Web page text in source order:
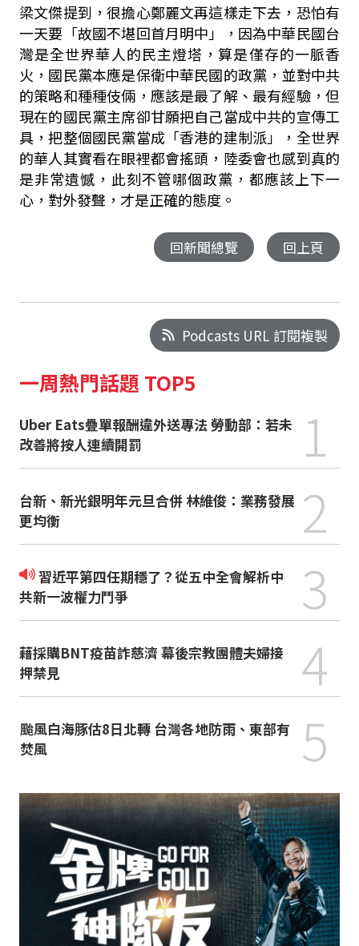
梁文傑提到，很擔心鄭麗文再這樣走下去，恐怕有
一天要「故國不堪回首月明中」，因為中華民國台
灣是全世界華人的民主燈塔，算是僅存的一脈香
火，國民黨本應是保衛中華民國的政黨，並對中共
的策略和種種伎倆，應該是最了解、最有經驗，但
現在的國民黨主席卻甘願把自己當成中共的宣傳工
具，把整個國民黨當成「香港的建制派」，全世界
的華人其實看在眼裡都會搖頭，陸委會也感到真的
是非常遺憾，此刻不管哪個政黨，都應該上下一
心，對外發聲，才是正確的態度。
回新聞總覽 回上頁
Podcasts URL 訂閱複製
一周熱門話題 TOP5
Uber Eats疊單報酬違外送專法 勞動部：若未
改善將按人連續開罰
1
台新、新光銀明年元旦合併 林維俊：業務發展
更均衡
2
習近平第四任期穩了？從五中全會解析中
共新一波權力鬥爭
3
藉採購BNT疫苗詐慈濟 幕後宗教團體夫婦接
押禁見
4
颱風白海豚估8日北轉 台灣各地防雨、東部有
焚風
5